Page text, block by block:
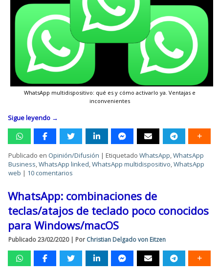
WhatsApp multidispositivo: qué es y cómo activarlo ya. Ventajas e
inconvenientes
Sigue leyendo →
Publicado en Opinión/Difusión |Etiquetado WhatsApp,WhatsApp
Business,WhatsApp linked,WhatsApp multidispositivo,WhatsApp
web | 10 comentarios
WhatsApp: combinaciones de
teclas/atajos de teclado poco conocidos
para Windows/macOS
Publicado 23/02/2020| Por Christian Delgado von Eitzen